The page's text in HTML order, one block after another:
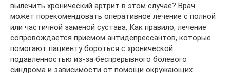
вылечить хронический артрит в этом случае? Врач
может порекомендовать оперативное лечение с полной
или частичной заменой сустава. Как правило, лечение
сопровождается приемом антидепрессантов, которые
помогают пациенту бороться с хронической
подавленностью из-за беспрерывного болевого
синдрома и зависимости от помощи окружающих.